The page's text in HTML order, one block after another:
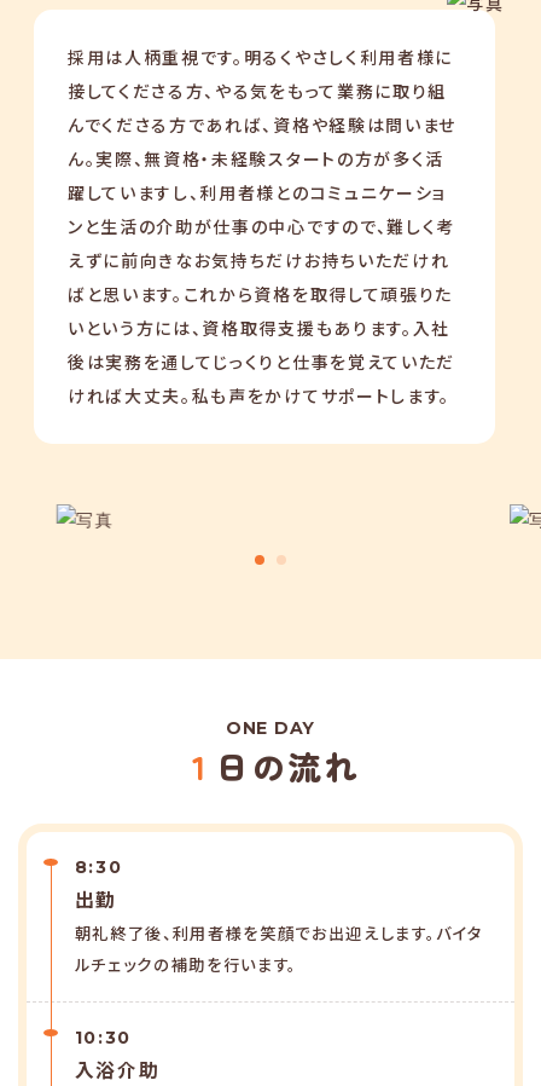
採用は人柄重視です。明るくやさしく利用者様に
接してくださる方、やる気をもって業務に取り組
んでくださる方であれば、資格や経験は問いませ
ん。実際、無資格・未経験スタートの方が多く活
躍していますし、利用者様とのコミュニケーショ
ンと生活の介助が仕事の中心ですので、難しく考
えずに前向きなお気持ちだけお持ちいただけれ
ばと思います。これから資格を取得して頑張りた
いという方には、資格取得支援もあります。入社
後は実務を通してじっくりと仕事を覚えていただ
ければ大丈夫。私も声をかけてサポートします。
ONE DAY
１日の流れ
8:30
出勤
朝礼終了後、利用者様を笑顔でお出迎えします。バイタ
ルチェックの補助を行います。
10:30
入浴介助